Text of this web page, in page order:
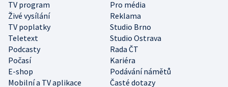
TV program
Pro média
Živé vysílání
Reklama
TV poplatky
Studio Brno
Teletext
Studio Ostrava
Podcasty
Rada ČT
Počasí
Kariéra
E-shop
Podávání námětů
Mobilní a TV aplikace
Časté dotazy